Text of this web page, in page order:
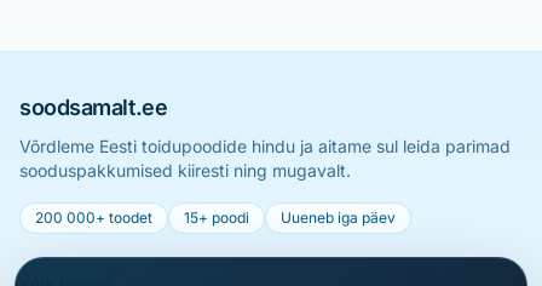
soodsamalt.ee
Võrdleme Eesti toidupoodide hindu ja aitame sul leida parimad
sooduspakkumised kiiresti ning mugavalt.
200 000+ toodet 15+ poodi Uueneb iga päev